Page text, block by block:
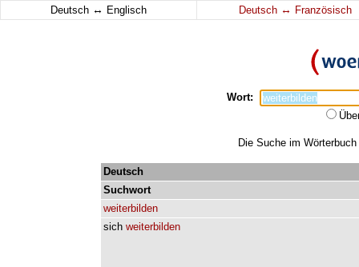
Deutsch ↔ Englisch Deutsch ↔ Französisch
Wort:
Die Suche im
Deutsch
Suchwort
weiterbilden
sich weiterbilden